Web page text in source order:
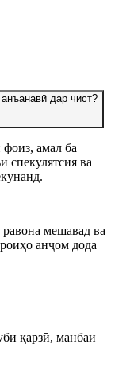
дар чист?
амал ба
спекулятсия ва
мешавад ва
анҷом дода
қарзӣ, манбаи